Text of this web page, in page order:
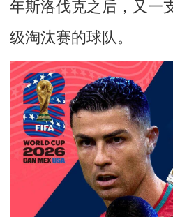
年斯洛伐克之后，又一
级淘汰赛的球队。